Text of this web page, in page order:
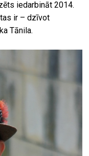
iedarbināt 2014.
ir – dzīvot
Tānila.